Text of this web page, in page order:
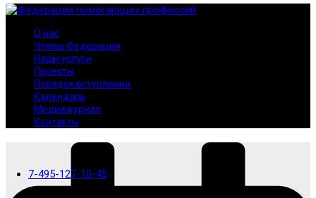
7-495-127-10-45
О нас
Члены Федерации
Наши услуги
Проекты
Порядок вступления
Календарь
Медиажурнал
Контакты